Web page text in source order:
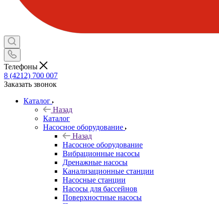
Телефоны
8 (4212) 700 007
Заказать звонок
Каталог
Назад
Каталог
Насосное оборудование
Назад
Насосное оборудование
Вибрационные насосы
Дренажные насосы
Канализационные станции
Насосные станции
Насосы для бассейнов
Поверхностные насосы